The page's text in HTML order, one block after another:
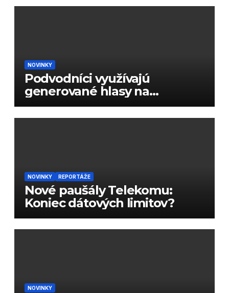
NOVINKY
Podvodníci využívajú
generované hlasy na
podvody
NOVINKY REPORTÁŽE
Nové paušály Telekomu:
Koniec dátových limitov?
NOVINKY